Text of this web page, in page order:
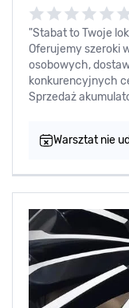
"Stabat to Twoje
Oferujemy szeroki
osobowych,
konkurencyjnych
Sprzedaż
Warsztat nie